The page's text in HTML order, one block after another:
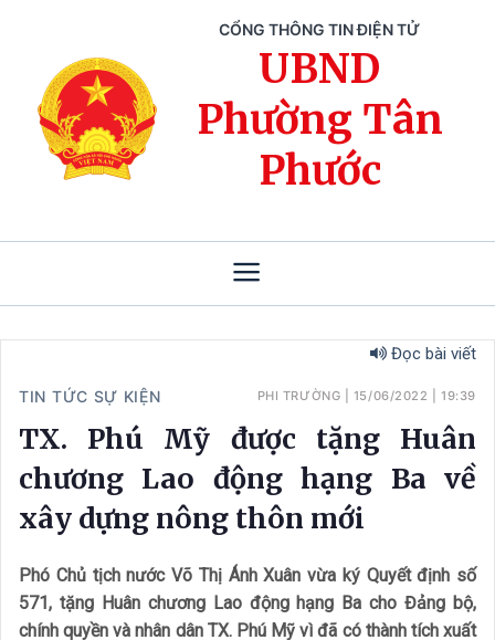
CỔNG THÔNG TIN ĐIỆN TỬ
UBND
Phường Tân
Phước
Đọc bài viết
TIN TỨC SỰ KIỆN PHI TRƯỜNG 15/06/2022 |19:39
TX. Phú Mỹ được tặng Huân
chương Lao động hạng Ba về
xây dựng nông thôn mới
Phó Chủ tịch nước Võ Thị Ánh Xuân vừa ký Quyết định số
571, tặng Huân chương Lao động hạng Ba cho Đảng bộ,
chính quyền và nhân dân TX. Phú Mỹ vì đã có thành tích xuất